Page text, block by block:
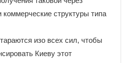
структуры типа
изо всех сил, чтобы
Киеву этот